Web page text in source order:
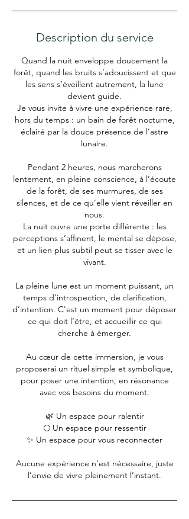
Description du service
Quand la nuit enveloppe doucement la
forêt, quand les bruits s’adoucissent et que
les sens s’éveillent autrement, la lune
devient guide.
Je vous invite à vivre une expérience rare,
hors du temps : un bain de forêt nocturne,
éclairé par la douce présence de l’astre
lunaire.
Pendant 2 heures, nous marcherons
lentement, en pleine conscience, à l’écoute
de la forêt, de ses murmures, de ses
silences, et de ce qu’elle vient réveiller en
nous.
La nuit ouvre une porte différente : les
perceptions s’affinent, le mental se dépose,
et un lien plus subtil peut se tisser avec le
vivant.
La pleine lune est un moment puissant, un
temps d’introspection, de clarification,
d’intention. C'est un moment pour déposer
ce qui doit l’être, et accueillir ce qui
cherche à émerger.
Au cœur de cette immersion, je vous
proposerai un rituel simple et symbolique,
pour poser une intention, en résonance
avec vos besoins du moment.
🌿 Un espace pour ralentir
🌕 Un espace pour ressentir
✨ Un espace pour vous reconnecter
Aucune expérience n’est nécessaire, juste
l’envie de vivre pleinement l’instant.